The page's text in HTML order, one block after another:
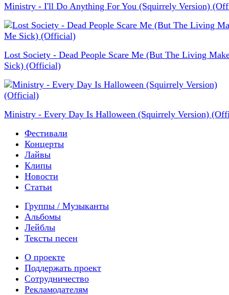
Ministry - I'll Do Anything For You (Squirrely Version)
Lost Society - Dead People Scare Me (But The Living
Sick) (Official)
Ministry - Every Day Is Halloween (Squirrely Version)
Фестивали
Концерты
Лайвы
Клипы
Новости
Статьи
Группы / Музыканты
Альбомы
Лейблы
Тексты песен
О проекте
Поддержать проект
Сотрудничество
Рекламодателям